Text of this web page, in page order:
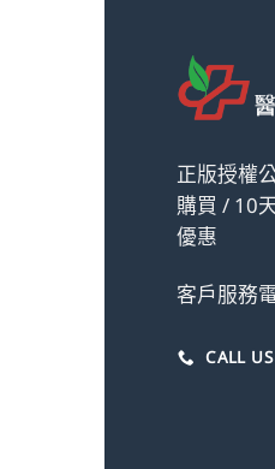
正版授權
購買 / 10
優惠
客戶服務
CALL US